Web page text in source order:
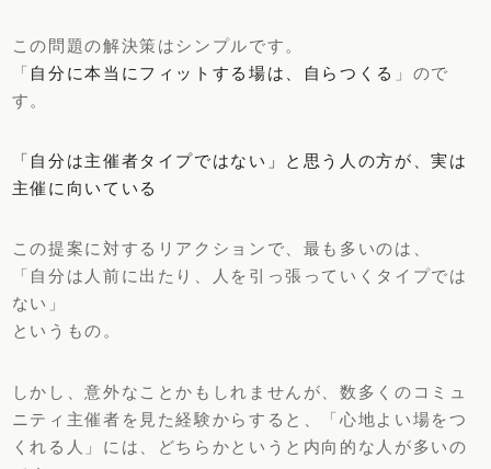
この問題の解決策はシンプルです。
「 自分に本当にフィットする場は、自らつくる 」ので
す。
「自分は主催者タイプではない」と思う人の方が、実は
主催に向いている
この提案に対するリアクションで、最も多いのは、
「自分は人前に出たり、人を引っ張っていくタイプでは
ない」
というもの。
しかし、意外なことかもしれませんが、数多くのコミュ
ニティ主催者を見た経験からすると、「心地よい場をつ
くれる人」には、どちらかというと内向的な人が多いの